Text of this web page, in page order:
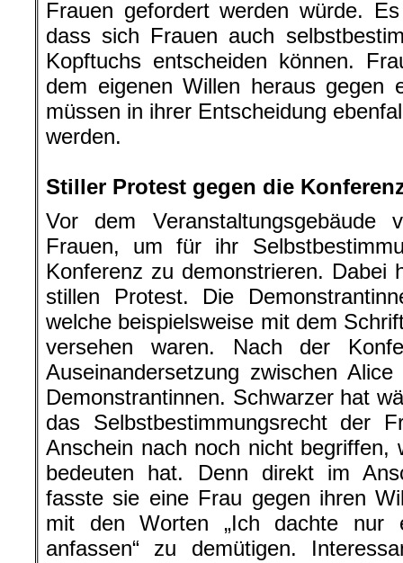
Frauen gefordert werden würde.
dass sich Frauen auch
Kopftuchs entscheiden können.
dem eigenen Willen heraus gegen
müssen in ihrer Entscheidung
werden.
Stiller Protest gegen die
Vor dem Veranstaltungsgebäude
Frauen, um für ihr
Konferenz zu demonstrieren. Dabei
stillen Protest. Die
welche beispielsweise mit dem
versehen waren. Nach der
Auseinandersetzung zwischen
Demonstrantinnen. Schwarzer hat
das Selbstbestimmungsrecht der
Anschein nach noch nicht begriffen,
bedeuten hat. Denn direkt im
fasste sie eine Frau gegen ihren
mit den Worten „Ich dachte nur
anfassen“ zu demütigen.